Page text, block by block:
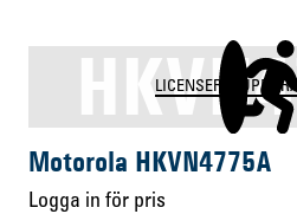
LICENSER &
Motorola HKVN4775A
Logga in för pris